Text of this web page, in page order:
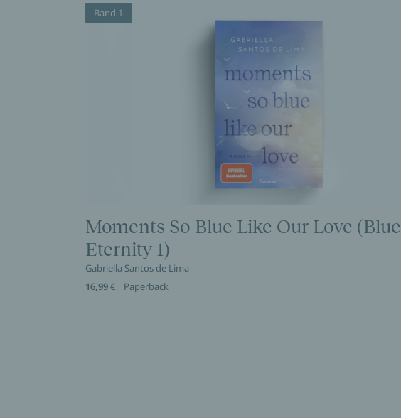
Band 1
Moments So Blue Like Our Love (Blue
Eternity 1)
Gabriella Santos de Lima
16,99 €
Paperback